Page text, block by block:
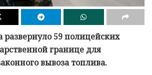
59 полицейских
границе для
вывоза топлива.